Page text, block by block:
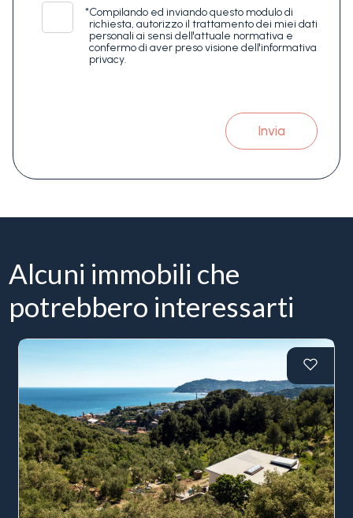
*Compilando ed inviando questo modulo di
richiesta, autorizzo il trattamento dei miei dati
personali ai sensi dell'attuale normativa e
confermo di aver preso visione dell'informativa
privacy.
Invia
Alcuni immobili che
potrebbero interessarti